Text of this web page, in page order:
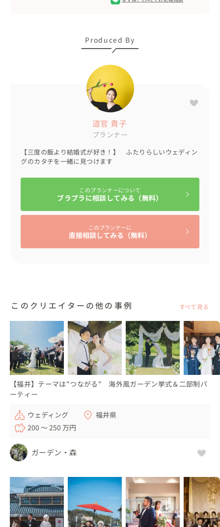
08：00　お支度スタート
09：30　道の駅でプロポーズシーンを再現した写真撮影
10：00　グランピング施設へ移動
想い出の場所である道の駅での写真撮影から１日がスター
森に囲まれたグランピング施設での結婚式は、
ゲストの楽しい時間とともに新しい想い出の場所が増えま
した。
心より感謝しています!
１日をフル活用してロケーション撮影も結婚式も楽しみた
い方
なんとなくしたいイメージはあるけど、どう手配したらい
いのか、どこでしたらいいのか、
悩まれている方は、ぜひお気軽にご相談くださいね。
大切な想いを大切にして、一つずつ一緒にカタチにしてい
きましょう✨
Produced By
道官 貴子
プランナー
【三度の飯より結婚式が好き！】 ふたりらしいウェディン
グのカタチを一緒に見つけます
このプランナーについて
ブラプラに相談してみる（無料）
このプランナーに
直接相談してみる（無料）
このクリエイターの他の事例 すべて見る
【福井】テーマは"つながる" 海外風ガーデン挙式＆二部制パ
ーティー
ウェディング
福井県
200 〜 250 万円
ガーデン・森